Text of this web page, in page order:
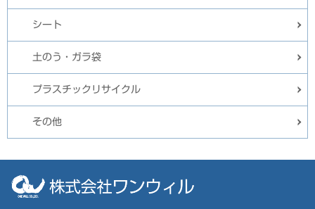
シート
土のう・ガラ袋
プラスチックリサイクル
その他